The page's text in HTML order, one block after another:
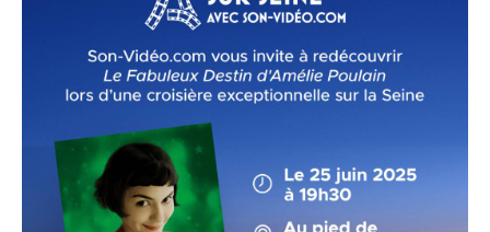
en profitant d'une expérience cinématographique
Ne manquez pas cette occasion de vivre une soirée
mémorable, alliant culture, détente et émerveillement,
dans l'un des cadres les plus romantiques du monde.
Conseil : N'oubliez pas d'arriver un peu avant 19h30